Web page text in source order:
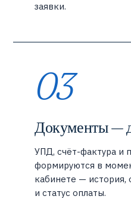
заявки.
03
Документы —
УПД, счёт-фактура и
формируются в
кабинете —
и статус оплаты.